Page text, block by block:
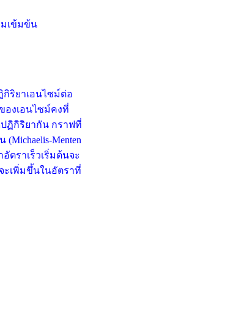
เข้มข้น
ริยาเอนไซม์ต่อ
องเอนไซม์คงที่
ฏิกิริยากัน กราฟที่
Menten
ตราเร็วเริ่มต้นจะ
ะเพิ่มขึ้นในอัตราที่